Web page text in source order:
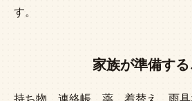
す。
家族が準備する
持ち物、連絡帳、薬、着替え、雨